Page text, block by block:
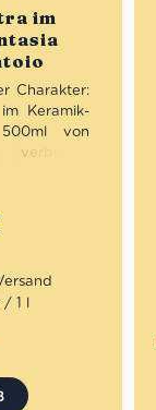
im
aus
Charakter:
Keramik-
von
hochwertig
geschützt
den
fröhliche,
Rabatt pro
/ 1 l